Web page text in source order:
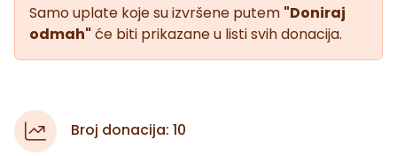
Samo uplate koje su izvršene putem "Doniraj
odmah" će biti prikazane u listi svih donacija.
Broj donacija: 10